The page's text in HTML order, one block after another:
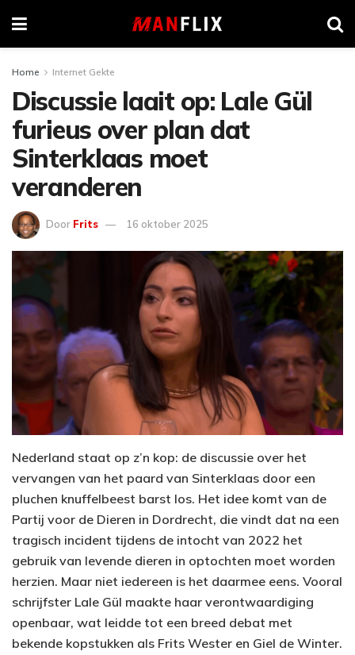
Home Internet Gekte
Discussie laait op: Lale Gül
furieus over plan dat
Sinterklaas moet
veranderen
Door Frits 16 oktober 2025
Nederland staat op z’n kop: de discussie over het
vervangen van het paard van Sinterklaas door een
pluchen knuffelbeest barst los. Het idee komt van de
Partij voor de Dieren in Dordrecht, die vindt dat na een
tragisch incident tijdens de intocht van 2022 het
gebruik van levende dieren in optochten moet worden
herzien. Maar niet iedereen is het daarmee eens. Vooral
schrijfster Lale Gül maakte haar verontwaardiging
openbaar, wat leidde tot een breed debat met
bekende kopstukken als Frits Wester en Giel de Winter.